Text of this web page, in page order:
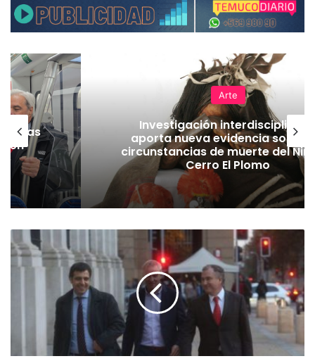
vías
Arte
Investigación
aporta nueva evidencia sobre
circunstancias de muerte del
Cerro El Plomo
o
m
d